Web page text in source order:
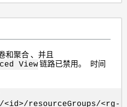
和聚合 、并且
View链路已禁用。 时间
resourceGroups/<rg-